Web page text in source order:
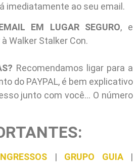
imediatamente ao seu email.
EM LUGAR SEGURO, e
Walker Stalker Con.
Recomendamos ligar para a
do PAYPAL, é bem explicativo
junto com você… O número
| GRUPO GUIA|